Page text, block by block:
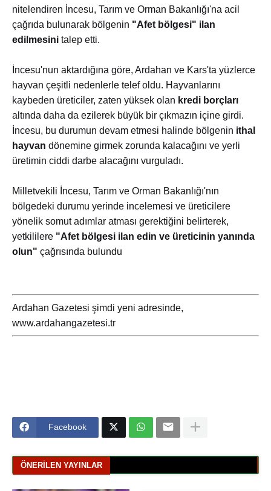
nitelendiren İncesu, Tarım ve Orman Bakanlığı'na acil
çağrıda bulunarak bölgenin "Afet bölgesi" ilan
edilmesini talep etti.
İncesu'nun aktardığına göre, Ardahan ve Kars'ta yüzlerce
hayvan çeşitli nedenlerle telef oldu. Hayvanlarını
kaybeden üreticiler, zaten yüksek olan kredi borçları
altında daha da ezilerek büyük bir çıkmazın içine girdi.
İncesu, bu durumun devam etmesi halinde bölgenin ithal
hayvan dönemine girmek zorunda kalacağını ve yerli
üretimin ciddi darbe alacağını vurguladı.
Milletvekili İncesu, Tarım ve Orman Bakanlığı'nın
bölgedeki durumu yerinde incelemesi ve üreticilere
yönelik somut adımlar atması gerektiğini belirterek,
yetkililere "Afet bölgesi ilan edin ve üreticinin yanında
olun" çağrısında bulundu
Ardahan Gazetesi şimdi yeni adresinde,
www.ardahangazetesi.tr
Facebook
ÖNERILEN YAYINLAR